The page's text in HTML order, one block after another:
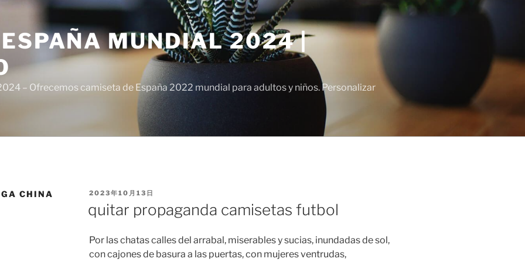
MUNDIAL 2024 |
– Ofrecemos camiseta de España 2022 mundial para adultos y niños. Personalizar
CHINA
PUBLICADO
2023年10月13日
quitar propaganda camisetas futbol
Por las chatas calles del arrabal, miserables y sucias, inundadas de sol,
con cajones de basura a las puertas, con mujeres ventrudas,